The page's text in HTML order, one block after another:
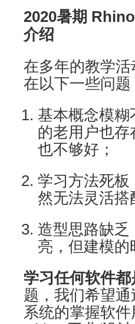
2020暑期
介绍
在多年的教学
在以下一些问题
基本概念模
的老用户也存
也不够好；
学习方法死板
然无法灵活搭
造型思路缺乏
亮，但建模的
学习任何软件
题，我们希望
系统的掌握软